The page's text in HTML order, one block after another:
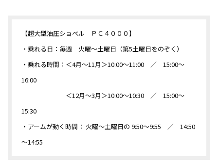
【超大型油圧ショベル ＰＣ４０００】
・乗れる日：毎週 火曜～土曜日（第5土曜日をのぞく）
・乗れる時間：＜4月～11月＞10:00～11:00 ／ 15:00～
16:00
＜12月～3月＞10:00～10:30 ／ 15:00～
15:30
・アームが動く時間： 火曜～土曜日の 9:50～9:55 ／ 14:50
～14:55